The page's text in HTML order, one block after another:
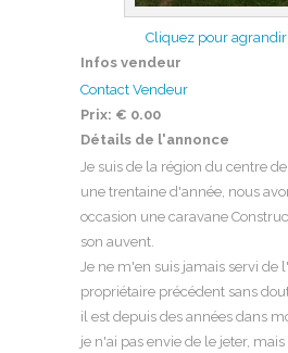
Cliquez pour agrandir
Infos vendeur
Contact Vendeur
Prix: € 0.00
Détails de l'annonce
Je suis de la région du centre
une trentaine d'année, nous
occasion une caravane
son auvent.
Je ne m'en suis jamais servi de
propriétaire précédent sans
il est depuis des années dans
je n'ai pas envie de le jeter,